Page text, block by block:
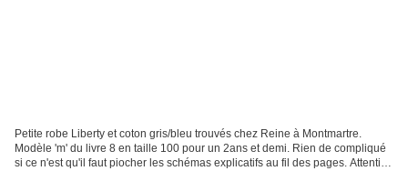
Petite robe Liberty et coton gris/bleu trouvés chez Reine à Montmartre.
Modèle 'm' du livre 8 en taille 100 pour un 2ans et demi. Rien de compliqué
si ce n'est qu'il faut piocher les schémas explicatifs au fil des pages. Attention